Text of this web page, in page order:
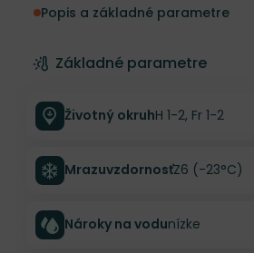
Popis a základné parametre
Základné parametre
Životný okruhH 1-2, Fr 1-2
MrazuvzdornosťZ6 (-23°C)
Nároky na vodunízke